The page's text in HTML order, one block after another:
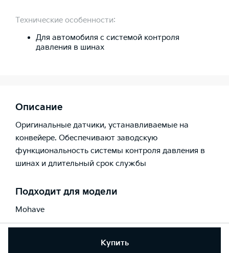
Купить
Технические особенности:
Для автомобиля с системой контроля
давления в шинах
Описание
Оригинальные датчики, устанавливаемые на
конвейере. Обеспечивают заводскую
функциональность системы контроля давления в
шинах и длительный срок службы
Подходит для модели
Mohave